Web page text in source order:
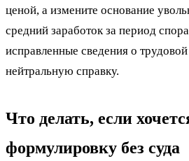
ценой, а измените основание
средний заработок за период
исправленные сведения о
нейтральную справку.
Что делать, если
формулировку без суда